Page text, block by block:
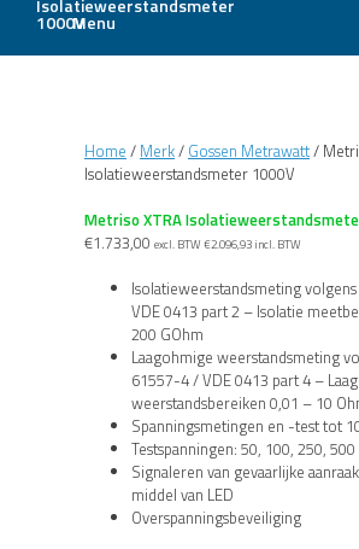
Menu
Home / Merk/ Gossen Metrawatt/
Isolatieweerstandsmeter 1000V
Metriso XTRA
€1.733,00 excl. BTW €2.096,93 incl. BTW
Isolatieweerstandsmeting
VDE 0413 part 2 – Isolatie
200 GOhm
Laagohmige weerstandsmeting
61557-4 / VDE 0413 part 4 –
weerstandsbereiken 0,01 – 10
Spanningsmetingen en -test tot
Testspanningen: 50, 100, 250,
Signaleren van gevaarlijke
middel van LED
Overspanningsbeveiliging